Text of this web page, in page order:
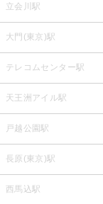
立会川駅
大門(東京)駅
テレコムセンター駅
天王洲アイル駅
戸越公園駅
長原(東京)駅
西馬込駅